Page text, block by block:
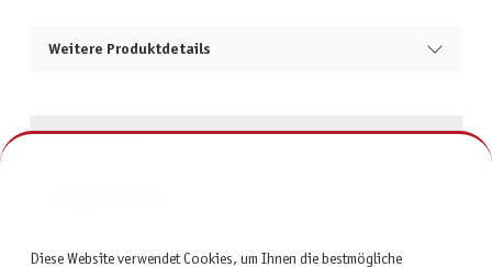
Weitere Produktdetails
Beschreibung
Diese Website verwendet Cookies, um Ihnen die bestmögliche